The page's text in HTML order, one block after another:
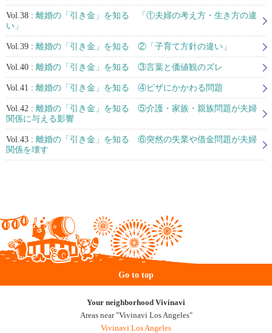
Vol.38 : 離婚の「引き金」を知る 「①夫婦の考え方・生き方の違
い」
Vol.39 : 離婚の「引き金」を知る ②「子育て方針の違い」
Vol.40 : 離婚の「引き金」を知る ③言葉と価値観のズレ
Vol.41 : 離婚の「引き金」を知る ④ビザにかかわる問題
Vol.42 : 離婚の「引き金」を知る ⑤介護・家族・親族問題が夫婦
関係に与える影響
Vol.43 : 離婚の「引き金」を知る ⑥突然の失業や借金問題が夫婦
関係を壊す
Go to top
Your neighborhood Vivinavi
Areas near "Vivinavi Los Angeles"
Vivinavi Los Angeles